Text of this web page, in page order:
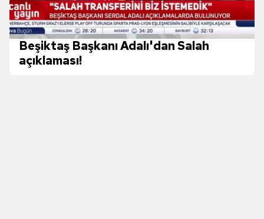
Beşiktaş Başkanı Adalı'dan Salah
açıklaması!